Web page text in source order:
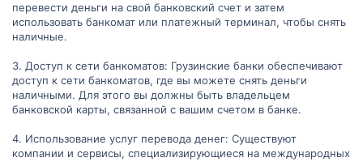
перевести деньги на свой банковский счет и затем
использовать банкомат или платежный терминал, чтобы снять
наличные.
3. Доступ к сети банкоматов: Грузинские банки обеспечивают
доступ к сети банкоматов, где вы можете снять деньги
наличными. Для этого вы должны быть владельцем
банковской карты, связанной с вашим счетом в банке.
4. Использование услуг перевода денег: Существуют
компании и сервисы, специализирующиеся на международных